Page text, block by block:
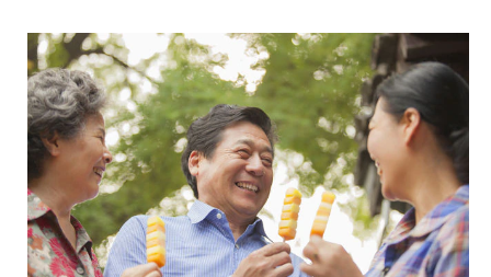
PARA PROFESIONALES
CUPONES
EC (ES)
SUSCRÍBETE